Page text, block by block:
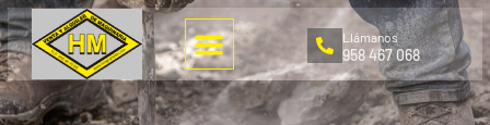
Llámanos
958 467 068